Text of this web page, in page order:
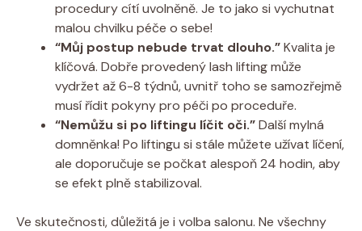
procedury cítí uvolněně. Je to jako si vychutnat
malou chvilku péče o sebe!
“Můj postup nebude trvat dlouho.”Kvalita je
klíčová. Dobře provedený lash lifting může
vydržet až 6-8 týdnů, uvnitř toho se samozřejmě
musí řídit pokyny pro péči po proceduře.
“Nemůžu si po liftingu líčit oči.”Další mylná
domněnka! Po liftingu si stále můžete užívat líčení,
ale doporučuje se počkat alespoň 24 hodin, aby
se efekt plně stabilizoval.
Ve skutečnosti, důležitá je i volba salonu. Ne všechny